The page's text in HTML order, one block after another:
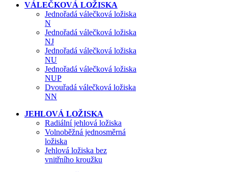
VÁLEČKOVÁ LOŽISKA
Jednořadá válečková ložiska
N
Jednořadá válečková ložiska
NJ
Jednořadá válečková ložiska
NU
Jednořadá válečková ložiska
NUP
Dvouřadá válečková ložiska
NN
JEHLOVÁ LOŽISKA
Radiální jehlová ložiska
Volnoběžná jednosměrná
ložiska
Jehlová ložiska bez
vnitřního kroužku